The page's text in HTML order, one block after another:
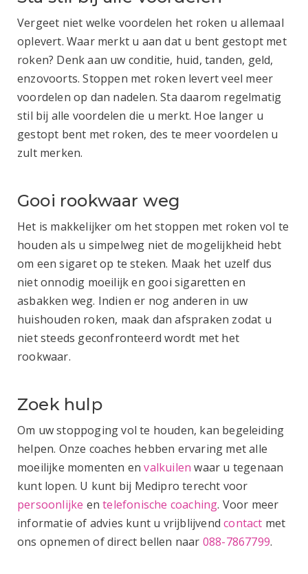
Vergeet niet welke voordelen het roken u allemaal
oplevert. Waar merkt u aan dat u bent gestopt met
roken? Denk aan uw conditie, huid, tanden, geld,
enzovoorts. Stoppen met roken levert veel meer
voordelen op dan nadelen. Sta daarom regelmatig
stil bij alle voordelen die u merkt. Hoe langer u
gestopt bent met roken, des te meer voordelen u
zult merken.
Gooi rookwaar weg
Het is makkelijker om het stoppen met roken vol te
houden als u simpelweg niet de mogelijkheid hebt
om een sigaret op te steken. Maak het uzelf dus
niet onnodig moeilijk en gooi sigaretten en
asbakken weg. Indien er nog anderen in uw
huishouden roken, maak dan afspraken zodat u
niet steeds geconfronteerd wordt met het
rookwaar.
Zoek hulp
Om uw stoppoging vol te houden, kan begeleiding
helpen. Onze coaches hebben ervaring met alle
moeilijke momenten envalkuilen waar u tegenaan
kunt lopen. U kunt bij Medipro terecht voor
persoonlijke entelefonische coaching. Voor meer
informatie of advies kunt u vrijblijvendcontact met
ons opnemen of direct bellen naar 088-7867799.